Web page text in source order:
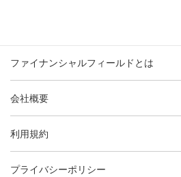
ファイナンシャルフィールドとは
会社概要
利用規約
プライバシーポリシー